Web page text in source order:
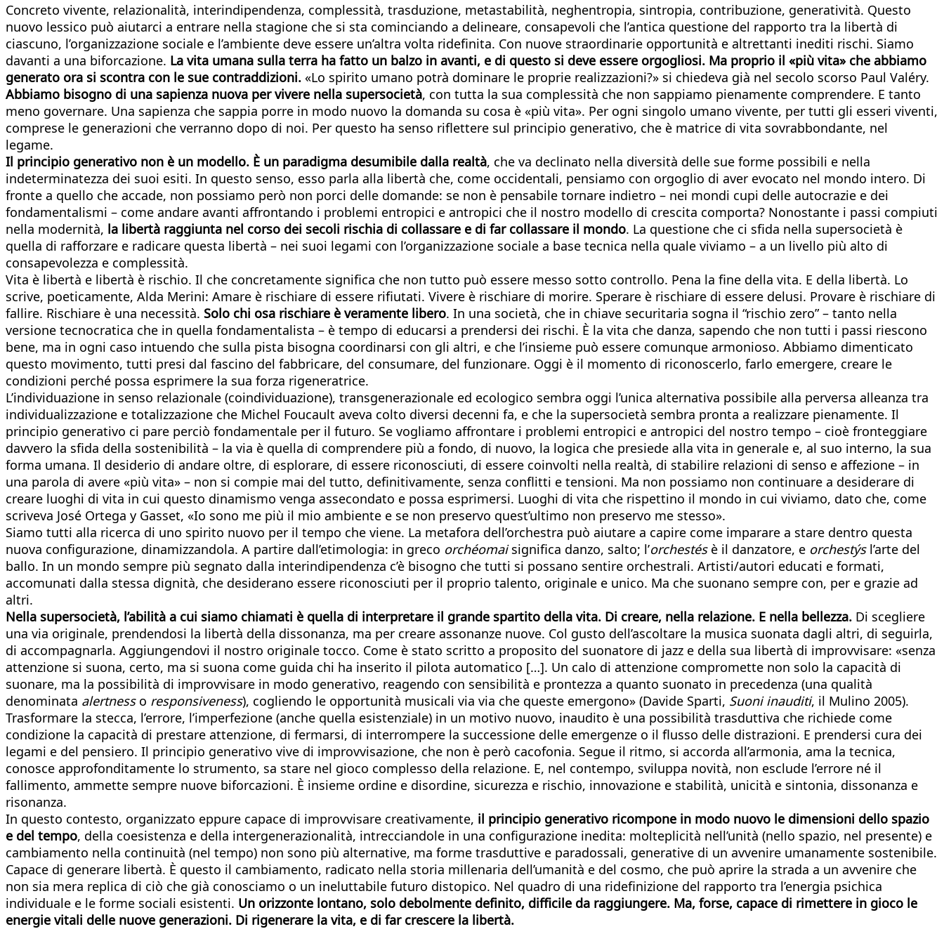
Concreto vivente, relazionalità, interindipendenza, complessità, trasduzione, metastabilità, neghentropia, sintropia, contribuzione, generatività. Questo
nuovo lessico può aiutarci a entrare nella stagione che si sta cominciando a delineare, consapevoli che l’antica questione del rapporto tra la libertà di
ciascuno, l’organizzazione sociale e l’ambiente deve essere un’altra volta ridefinita. Con nuove straordinarie opportunità e altrettanti inediti rischi. Siamo
davanti a una biforcazione. La vita umana sulla terra ha fatto un balzo in avanti, e di questo si deve essere orgogliosi. Ma proprio il «più vita» che abbiamo
generato ora si scontra con le sue contraddizioni. «Lo spirito umano potrà dominare le proprie realizzazioni?» si chiedeva già nel secolo scorso Paul Valéry.
Abbiamo bisogno di una sapienza nuova per vivere nella supersocietà, con tutta la sua complessità che non sappiamo pienamente comprendere. E tanto
meno governare. Una sapienza che sappia porre in modo nuovo la domanda su cosa è «più vita». Per ogni singolo umano vivente, per tutti gli esseri viventi,
comprese le generazioni che verranno dopo di noi. Per questo ha senso riflettere sul principio generativo, che è matrice di vita sovrabbondante, nel
legame.
Il principio generativo non è un modello. È un paradigma desumibile dalla realtà, che va declinato nella diversità delle sue forme possibili e nella
indeterminatezza dei suoi esiti. In questo senso, esso parla alla libertà che, come occidentali, pensiamo con orgoglio di aver evocato nel mondo intero. Di
fronte a quello che accade, non possiamo però non porci delle domande: se non è pensabile tornare indietro – nei mondi cupi delle autocrazie e dei
fondamentalismi – come andare avanti affrontando i problemi entropici e antropici che il nostro modello di crescita comporta? Nonostante i passi compiuti
nella modernità, la libertà raggiunta nel corso dei secoli rischia di collassare e di far collassare il mondo. La questione che ci sfida nella supersocietà è
quella di rafforzare e radicare questa libertà – nei suoi legami con l’organizzazione sociale a base tecnica nella quale viviamo – a un livello più alto di
consapevolezza e complessità.
Vita è libertà e libertà è rischio. Il che concretamente significa che non tutto può essere messo sotto controllo. Pena la fine della vita. E della libertà. Lo
scrive, poeticamente, Alda Merini: Amare è rischiare di essere rifiutati. Vivere è rischiare di morire. Sperare è rischiare di essere delusi. Provare è rischiare di
fallire. Rischiare è una necessità. Solo chi osa rischiare è veramente libero. In una società, che in chiave securitaria sogna il “rischio zero” – tanto nella
versione tecnocratica che in quella fondamentalista – è tempo di educarsi a prendersi dei rischi. È la vita che danza, sapendo che non tutti i passi riescono
bene, ma in ogni caso intuendo che sulla pista bisogna coordinarsi con gli altri, e che l’insieme può essere comunque armonioso. Abbiamo dimenticato
questo movimento, tutti presi dal fascino del fabbricare, del consumare, del funzionare. Oggi è il momento di riconoscerlo, farlo emergere, creare le
condizioni perché possa esprimere la sua forza rigeneratrice.
L’individuazione in senso relazionale (coindividuazione), transgenerazionale ed ecologico sembra oggi l’unica alternativa possibile alla perversa alleanza tra
individualizzazione e totalizzazione che Michel Foucault aveva colto diversi decenni fa, e che la supersocietà sembra pronta a realizzare pienamente. Il
principio generativo ci pare perciò fondamentale per il futuro. Se vogliamo affrontare i problemi entropici e antropici del nostro tempo – cioè fronteggiare
davvero la sfida della sostenibilità – la via è quella di comprendere più a fondo, di nuovo, la logica che presiede alla vita in generale e, al suo interno, la sua
forma umana. Il desiderio di andare oltre, di esplorare, di essere riconosciuti, di essere coinvolti nella realtà, di stabilire relazioni di senso e affezione – in
una parola di avere «più vita» – non si compie mai del tutto, definitivamente, senza conflitti e tensioni. Ma non possiamo non continuare a desiderare di
creare luoghi di vita in cui questo dinamismo venga assecondato e possa esprimersi. Luoghi di vita che rispettino il mondo in cui viviamo, dato che, come
scriveva José Ortega y Gasset, «Io sono me più il mio ambiente e se non preservo quest’ultimo non preservo me stesso».
Siamo tutti alla ricerca di uno spirito nuovo per il tempo che viene. La metafora dell’orchestra può aiutare a capire come imparare a stare dentro questa
nuova configurazione, dinamizzandola. A partire dall’etimologia: in greco orchéomaisignifica danzo, salto; l’orchestésè il danzatore, e orchestýsl’arte del
ballo. In un mondo sempre più segnato dalla interindipendenza c’è bisogno che tutti si possano sentire orchestrali. Artisti/autori educati e formati,
accomunati dalla stessa dignità, che desiderano essere riconosciuti per il proprio talento, originale e unico. Ma che suonano sempre con, per e grazie ad
altri.
Nella supersocietà, l’abilità a cui siamo chiamati è quella di interpretare il grande spartito della vita. Di creare, nella relazione. E nella bellezza. Di scegliere
una via originale, prendendosi la libertà della dissonanza, ma per creare assonanze nuove. Col gusto dell’ascoltare la musica suonata dagli altri, di seguirla,
di accompagnarla. Aggiungendovi il nostro originale tocco. Come è stato scritto a proposito del suonatore di jazz e della sua libertà di improvvisare: «senza
attenzione si suona, certo, ma si suona come guida chi ha inserito il pilota automatico […]. Un calo di attenzione compromette non solo la capacità di
suonare, ma la possibilità di improvvisare in modo generativo, reagendo con sensibilità e prontezza a quanto suonato in precedenza (una qualità
denominata alertness o responsiveness), cogliendo le opportunità musicali via via che queste emergono» (Davide Sparti, Suoni inauditi, il Mulino 2005).
Trasformare la stecca, l’errore, l’imperfezione (anche quella esistenziale) in un motivo nuovo, inaudito è una possibilità trasduttiva che richiede come
condizione la capacità di prestare attenzione, di fermarsi, di interrompere la successione delle emergenze o il flusso delle distrazioni. E prendersi cura dei
legami e del pensiero. Il principio generativo vive di improvvisazione, che non è però cacofonia. Segue il ritmo, si accorda all’armonia, ama la tecnica,
conosce approfonditamente lo strumento, sa stare nel gioco complesso della relazione. E, nel contempo, sviluppa novità, non esclude l’errore né il
fallimento, ammette sempre nuove biforcazioni. È insieme ordine e disordine, sicurezza e rischio, innovazione e stabilità, unicità e sintonia, dissonanza e
risonanza.
In questo contesto, organizzato eppure capace di improvvisare creativamente, il principio generativo ricompone in modo nuovo le dimensioni dello spazio
e del tempo, della coesistenza e della intergenerazionalità, intrecciandole in una configurazione inedita: molteplicità nell’unità (nello spazio, nel presente) e
cambiamento nella continuità (nel tempo) non sono più alternative, ma forme trasduttive e paradossali, generative di un avvenire umanamente sostenibile.
Capace di generare libertà. È questo il cambiamento, radicato nella storia millenaria dell’umanità e del cosmo, che può aprire la strada a un avvenire che
non sia mera replica di ciò che già conosciamo o un ineluttabile futuro distopico. Nel quadro di una ridefinizione del rapporto tra l’energia psichica
individuale e le forme sociali esistenti. Un orizzonte lontano, solo debolmente definito, difficile da raggiungere. Ma, forse, capace di rimettere in gioco le
energie vitali delle nuove generazioni. Di rigenerare la vita, e di far crescere la libertà.